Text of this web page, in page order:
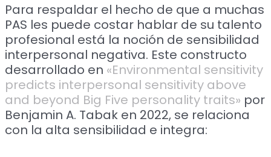
Para respaldar el hecho de que a muchas
PAS les puede costar hablar de su talento
profesional está la noción de sensibilidad
interpersonal negativa. Este constructo
desarrollado en «Environmental sensitivity
predicts interpersonal sensitivity above
and beyond Big Five personality traits» por
Benjamin A. Tabak en 2022, se relaciona
con la alta sensibilidad e integra: